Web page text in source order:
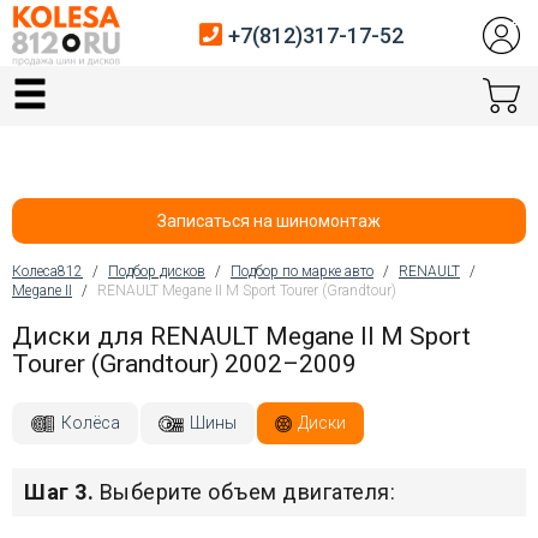
Главная
Автосервис
Услуги шиномонтажа
Хранение шин
+7(812)317-17-52
Записаться на шиномонтаж
Вы здесь
Колеса812 / Подбор дисков / Подбор по марке авто / RENAULT /
Megane II
/ RENAULT Megane II М Sport Tourer (Grandtour)
Диски для RENAULT Megane II М Sport
Tourer (Grandtour) 2002–2009
Колёса Шины Диски
Шаг 3. Выберите объем двигателя: